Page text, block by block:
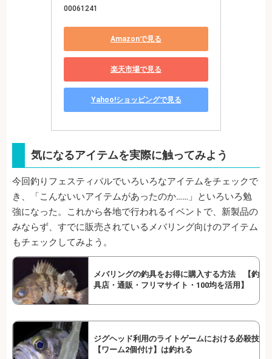
00061241
Amazonで見る
楽天市場で見る
Yahoo!ショッピングで見る
気になるアイテムを実際に触ってみよう
今回釣りフェスティバルでいろいろなアイテムをチェックで
き、「こんないいアイテムがあったのか……」といろいろ勉
強になった。これから各地で行われるイベントで、新製品の
みならず、すでに販売されているメバリング向けのアイテム
もチェックしてみよう。
メバリングの釣具をお得に購入する方法 【釣
具店・通販・フリマサイト・100均を活用】
ジグヘッド利用のライトゲームにおける必殺技
【ワーム2個付け】は釣れる